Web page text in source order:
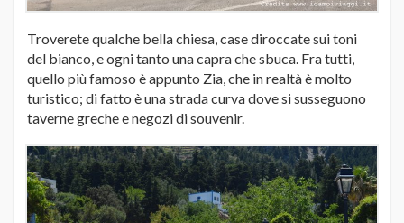
Troverete qualche bella chiesa, case diroccate sui toni
del bianco, e ogni tanto una capra che sbuca. Fra tutti,
quello più famoso è appunto Zia, che in realtà è molto
turistico; di fatto è una strada curva dove si susseguono
taverne greche e negozi di souvenir.